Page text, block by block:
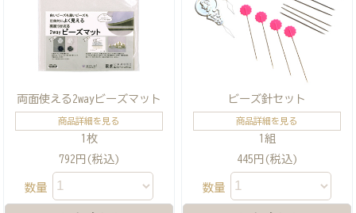
両面使える2wayビーズマット
商品詳細を見る
1枚
792円(税込)
数量
ビーズ針セット
商品詳細を見る
1組
445円(税込)
数量